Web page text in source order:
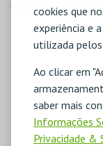
cookies que
experiência e
utilizada
Ao clicar em
saber mais
Informações
Privacidade &
Direcções para